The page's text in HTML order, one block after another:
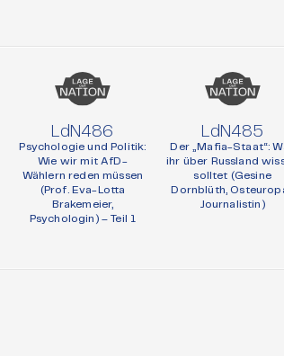
LdN486
Psychologie und Politik:
Wie wir mit AfD-
Wählern reden müssen
(Prof. Eva-Lotta
Brakemeier,
Psychologin) – Teil 1
LdN485
Der „Mafia-Staat“:
ihr über Russland
solltet (Gesine
Dornblüth,
Journalistin)